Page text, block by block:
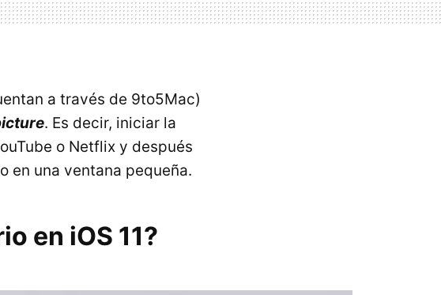
a través de 9to5Mac)
. Es decir, iniciar la
o Netflix y después
en una ventana pequeña.
en iOS 11?